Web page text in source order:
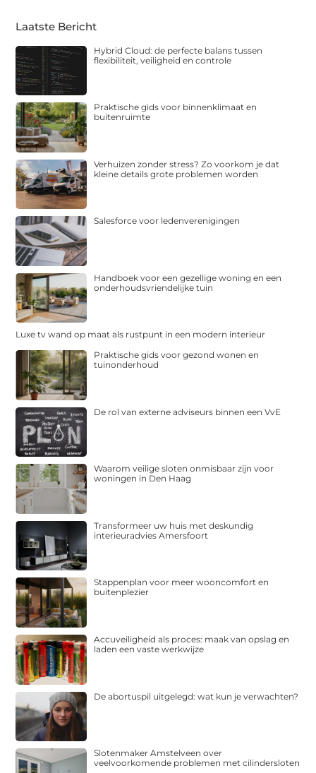
Laatste Bericht
Hybrid Cloud: de perfecte balans tussen
flexibiliteit, veiligheid en controle
Praktische gids voor binnenklimaat en
buitenruimte
Verhuizen zonder stress? Zo voorkom je dat
kleine details grote problemen worden
Salesforce voor ledenverenigingen
Handboek voor een gezellige woning en een
onderhoudsvriendelijke tuin
Luxe tv wand op maat als rustpunt in een modern interieur
Praktische gids voor gezond wonen en
tuinonderhoud
De rol van externe adviseurs binnen een VvE
Waarom veilige sloten onmisbaar zijn voor
woningen in Den Haag
Transformeer uw huis met deskundig
interieuradvies Amersfoort
Stappenplan voor meer wooncomfort en
buitenplezier
Accuveiligheid als proces: maak van opslag en
laden een vaste werkwijze
De abortuspil uitgelegd: wat kun je verwachten?
Slotenmaker Amstelveen over
veelvoorkomende problemen met cilindersloten